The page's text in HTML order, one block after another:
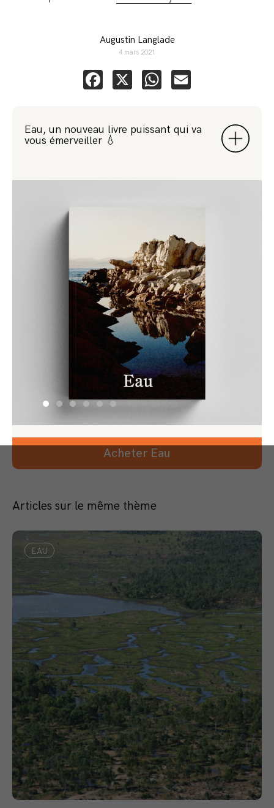
Augustin Langlade
4 mars 2021
Facebook
X WhatsApp
Eau, un nouveau livre puissant qui va
vous émerveiller 💧
Acheter Eau
Articles sur le même thème
EAU